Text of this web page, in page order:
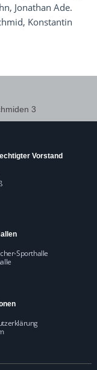
Jonathan Ade.
Konstantin
3
Vorstand
Sporthalle